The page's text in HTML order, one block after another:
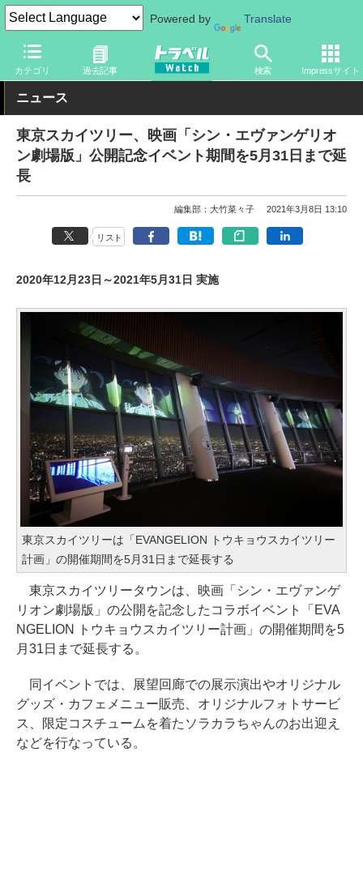
Powered by Translate
カテゴリ 過去記事 検索 Impressサイト
トラベル Watch 地域 国内旅行 東京
ニュース
東京スカイツリー、映画「シン・エヴァンゲリオ
ン劇場版」公開記念イベント期間を5月31日まで延
長
編集部：大竹菜々子 2021年3月8日 13:10
リスト
2020年12月23日～2021年5月31日 実施
東京スカイツリーは「EVANGELION トウキョウスカイツリー
計画」の開催期間を5月31日まで延長する
東京スカイツリータウンは、映画「シン・エヴァンゲ
リオン劇場版」の公開を記念したコラボイベント「EVA
NGELION トウキョウスカイツリー計画」の開催期間を5
月31日まで延長する。
同イベントでは、展望回廊での展示演出やオリジナル
グッズ・カフェメニュー販売、オリジナルフォトサービ
ス、限定コスチュームを着たソラカラちゃんのお出迎え
などを行なっている。